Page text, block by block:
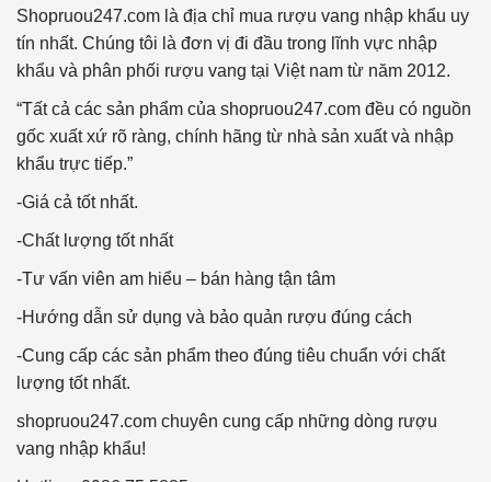
Shopruou247.com là địa chỉ mua rượu vang nhập khẩu uy
tín nhất. Chúng tôi là đơn vị đi đầu trong lĩnh vực nhập
khẩu và phân phối rượu vang tại Việt nam từ năm 2012.
“Tất cả các sản phẩm của shopruou247.com đều có nguồn
gốc xuất xứ rõ ràng, chính hãng từ nhà sản xuất và nhập
khẩu trực tiếp.”
-Giá cả tốt nhất.
-Chất lượng tốt nhất
-Tư vấn viên am hiểu – bán hàng tận tâm
-Hướng dẫn sử dụng và bảo quản rượu đúng cách
-Cung cấp các sản phẩm theo đúng tiêu chuẩn với chất
lượng tốt nhất.
shopruou247.com chuyên cung cấp những dòng rượu
vang nhập khẩu!